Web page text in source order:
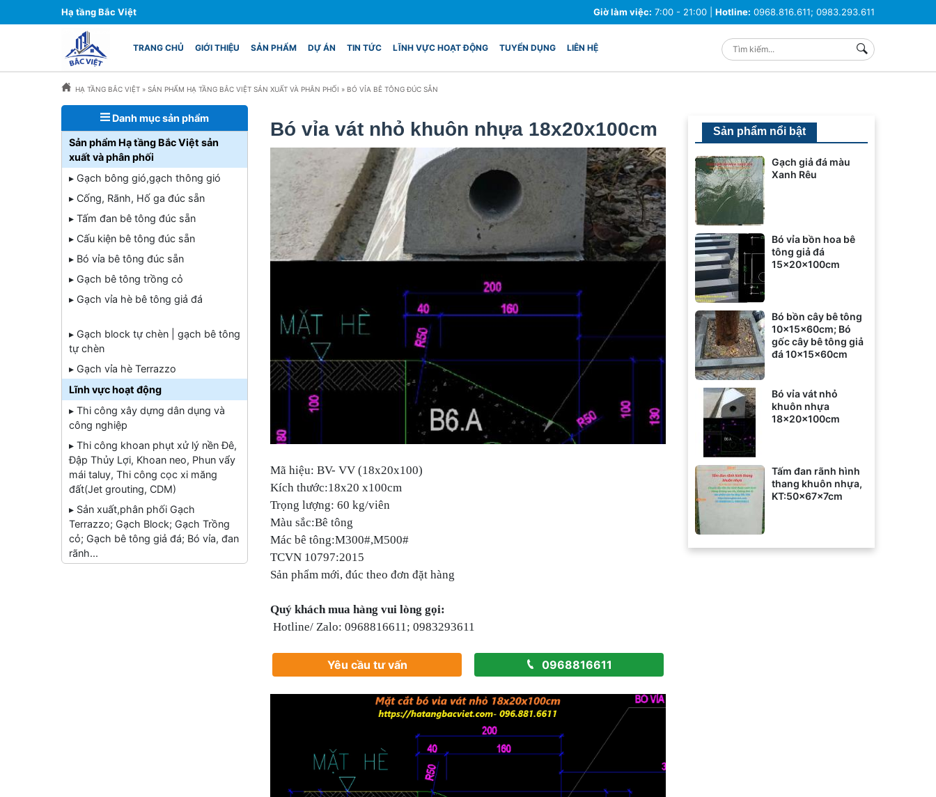
Hạ tầng Bắc Việt Giờ làm việc: 7:00 - 21:00 | Hotline: 0968.816.611; 0983.293.611
TRANG CHỦ GIỚI THIỆU SẢN PHẨM DỰ ÁN TIN TỨC LĨNH VỰC HOẠT ĐỘNG TUYỂN DỤNG LIÊN HỆ
HẠ TẦNG BẮC VIỆT » SẢN PHẨM HẠ TẦNG BẮC VIỆT SẢN XUẤT VÀ PHÂN PHỐI » BÓ VỈA BÊ TÔNG ĐÚC SẴN
Danh mục sản phẩm
Sản phẩm Hạ tầng Bắc Việt sản
xuất và phân phối
▸ Gạch bông gió,gạch thông gió
▸ Cống, Rãnh, Hố ga đúc sẵn
▸ Tấm đan bê tông đúc sẵn
▸ Cấu kiện bê tông đúc sẵn
▸ Bó vỉa bê tông đúc sẵn
▸ Gạch bê tông trồng cỏ
▸ Gạch vỉa hè bê tông giả đá
▸ Gạch block tự chèn | gạch bê tông
tự chèn
▸ Gạch vỉa hè Terrazzo
Lĩnh vực hoạt động
▸ Thi công xây dựng dân dụng và
công nghiệp
▸ Thi công khoan phụt xử lý nền Đê,
Đập Thủy Lợi, Khoan neo, Phun vẩy
mái taluy, Thi công cọc xi măng
đất(Jet grouting, CDM)
▸ Sản xuất,phân phối Gạch
Terrazzo; Gạch Block; Gạch Trồng
cỏ; Gạch bê tông giả đá; Bó vỉa, đan
rãnh...
Bó vỉa vát nhỏ khuôn nhựa 18x20x100cm
Mã hiệu: BV- VV (18x20x100)
Kích thước:18x20 x100cm
Trọng lượng: 60 kg/viên
Màu sắc:Bê tông
Mác bê tông:M300#,M500#
TCVN 10797:2015
Sản phẩm mới, đúc theo đơn đặt hàng
Quý khách mua hàng vui lòng gọi:
Hotline/ Zalo: 0968816611; 0983293611
Yêu cầu tư vấn 0968816611
Sản phẩm nổi bật
Gạch giả đá màu
Xanh Rêu
Bó vỉa bồn hoa bê
tông giả đá
15x20x100cm
Bó bồn cây bê tông
10x15x60cm; Bó
gốc cây bê tông giả
đá 10x15x60cm
Bó vỉa vát nhỏ
khuôn nhựa
18x20x100cm
Tấm đan rãnh hình
thang khuôn nhựa,
KT:50x67x7cm